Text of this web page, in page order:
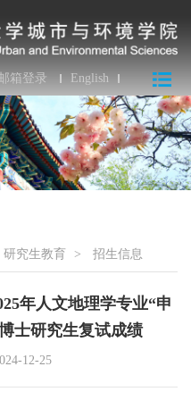
箱登录 English
研究生教育 > 招生信息
年人文地理学专业“申
士研究生复试成绩
12-25